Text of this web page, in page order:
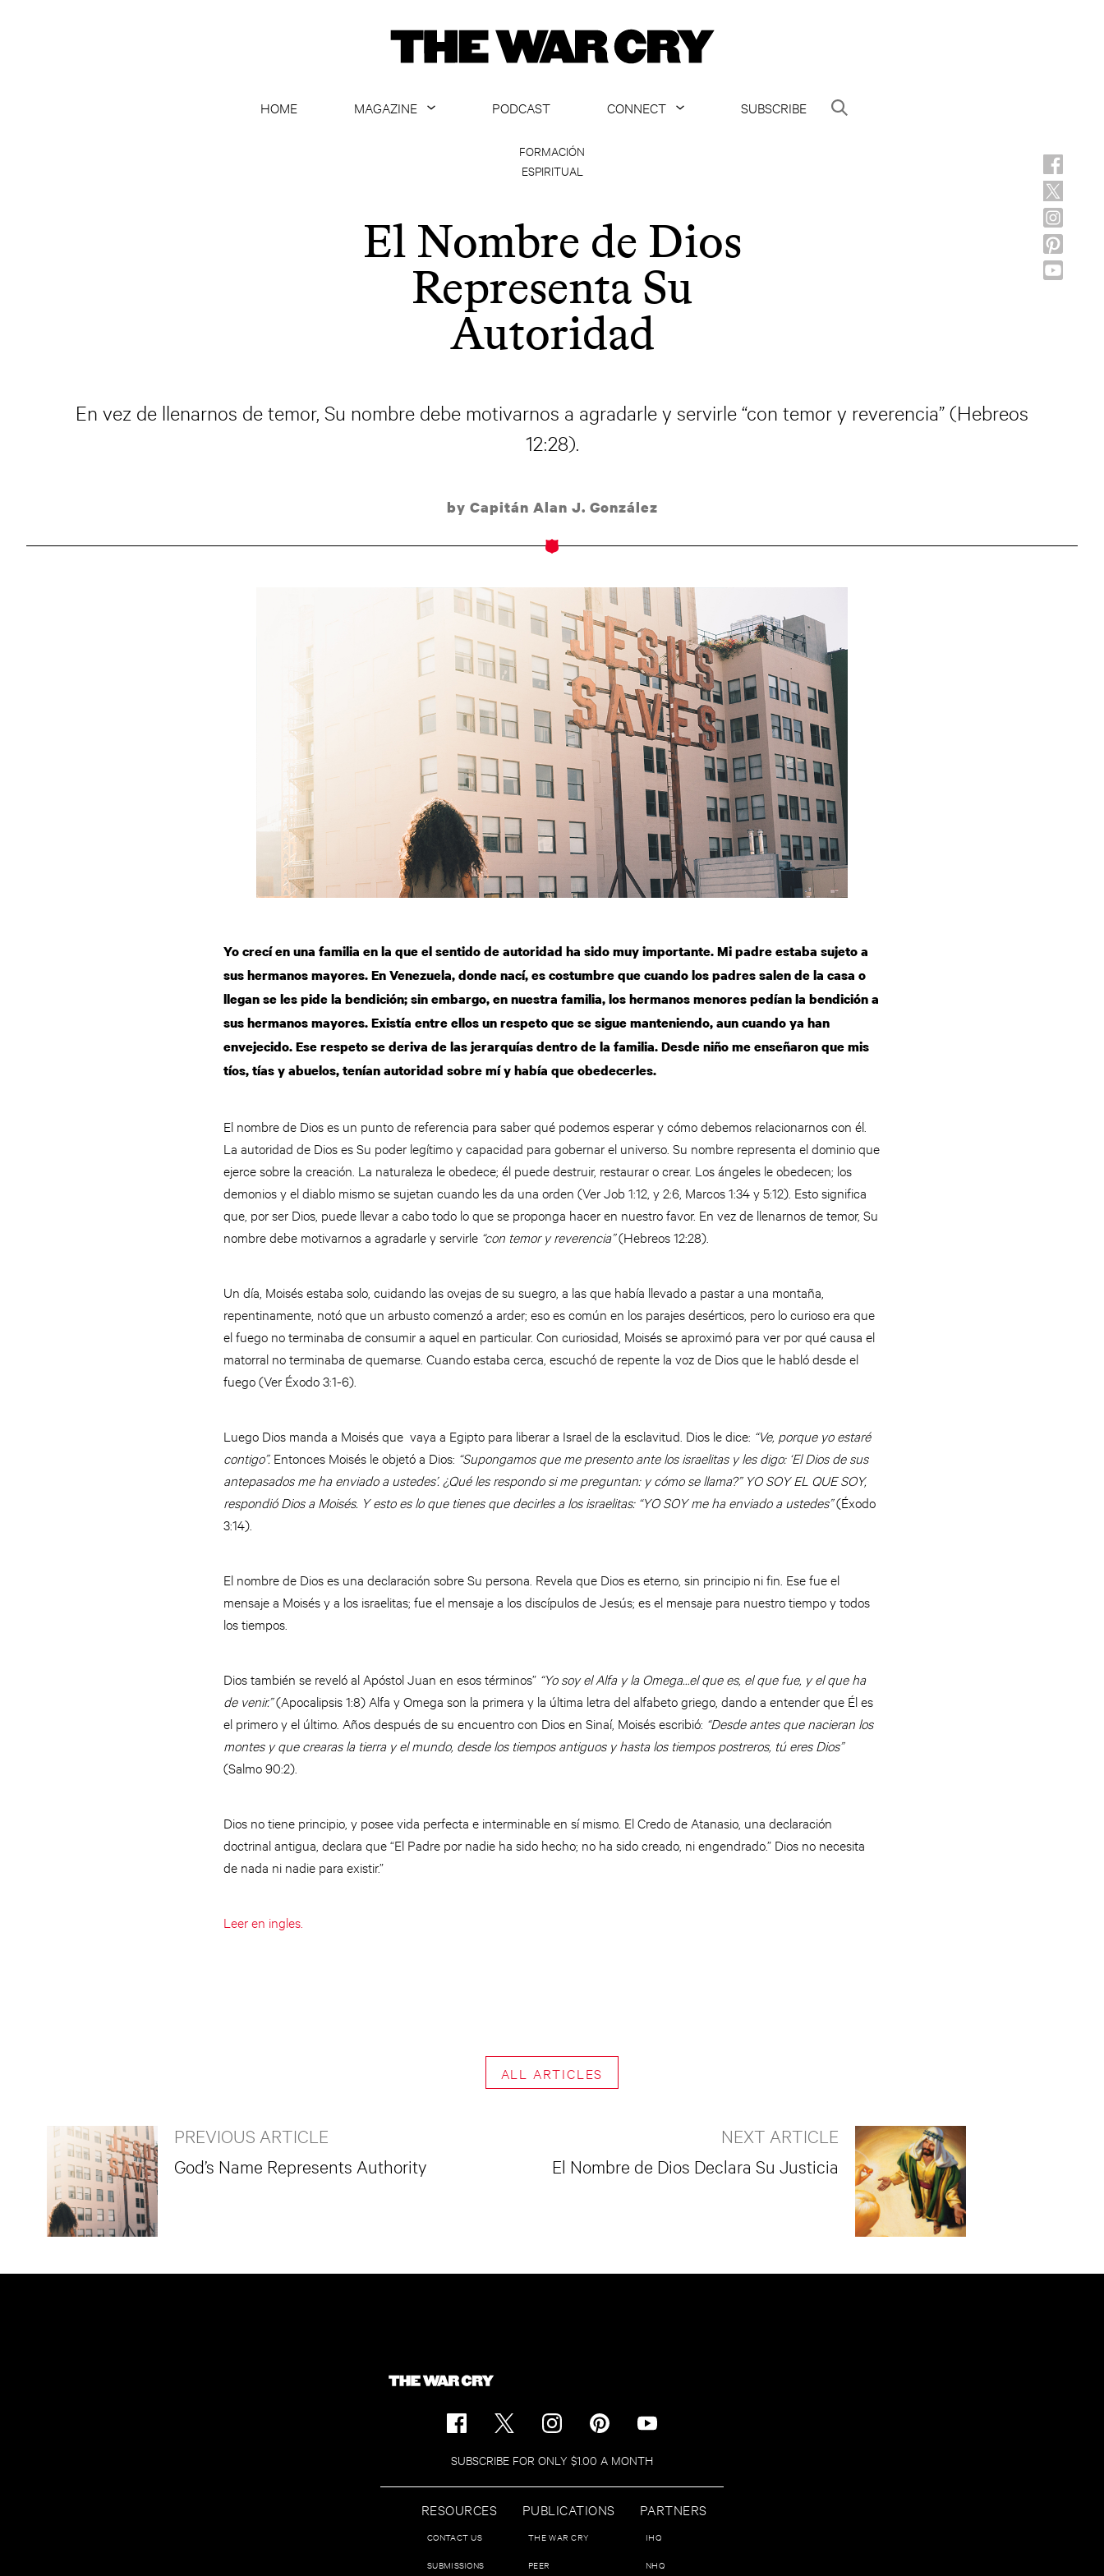
HOME
MAGAZINE
ALL ARTICLES
PODCAST
CONNECT
SUBSCRIBE
FORMACIÓN
ESPIRITUAL
El Nombre de Dios
Representa Su
Autoridad
En vez de llenarnos de temor, Su nombre debe motivarnos a agradarle y servirle “con temor y reverencia” (Hebreos
12:28).
by Capitán Alan J. González
Yo crecí en una familia en la que el sentido de autoridad ha sido muy importante. Mi padre estaba sujeto a
sus hermanos mayores. En Venezuela, donde nací, es costumbre que cuando los padres salen de la casa o
llegan se les pide la bendición; sin embargo, en nuestra familia, los hermanos menores pedían la bendición a
sus hermanos mayores. Existía entre ellos un respeto que se sigue manteniendo, aun cuando ya han
envejecido. Ese respeto se deriva de las jerarquías dentro de la familia. Desde niño me enseñaron que mis
tíos, tías y abuelos, tenían autoridad sobre mí y había que obedecerles.
El nombre de Dios es un punto de referencia para saber qué podemos esperar y cómo debemos relacionarnos con él.
La autoridad de Dios es Su poder legítimo y capacidad para gobernar el universo. Su nombre representa el dominio que
ejerce sobre la creación. La naturaleza le obedece; él puede destruir, restaurar o crear. Los ángeles le obedecen; los
demonios y el diablo mismo se sujetan cuando les da una orden (Ver Job 1:12, y 2:6, Marcos 1:34 y 5:12). Esto significa
que, por ser Dios, puede llevar a cabo todo lo que se proponga hacer en nuestro favor. En vez de llenarnos de temor, Su
nombre debe motivarnos a agradarle y servirle “con temor y reverencia”(Hebreos 12:28).
Un día, Moisés estaba solo, cuidando las ovejas de su suegro, a las que había llevado a pastar a una montaña,
repentinamente, notó que un arbusto comenzó a arder; eso es común en los parajes desérticos, pero lo curioso era que
el fuego no terminaba de consumir a aquel en particular. Con curiosidad, Moisés se aproximó para ver por qué causa el
matorral no terminaba de quemarse. Cuando estaba cerca, escuchó de repente la voz de Dios que le habló desde el
fuego (Ver Éxodo 3:1-6).
Luego Dios manda a Moisés que vaya a Egipto para liberar a Israel de la esclavitud. Dios le dice: “Ve, porque yo estaré
contigo”. Entonces Moisés le objetó a Dios: “Supongamos que me presento ante los israelitas y les digo: ‘El Dios de sus
antepasados me ha enviado a ustedes’. ¿Qué les respondo si me preguntan: y cómo se llama?” YO SOY EL QUE SOY,
respondió Dios a Moisés. Y esto es lo que tienes que decirles a los israelitas: “YO SOY me ha enviado a ustedes”(Éxodo
3:14).
El nombre de Dios es una declaración sobre Su persona. Revela que Dios es eterno, sin principio ni fin. Ese fue el
mensaje a Moisés y a los israelitas; fue el mensaje a los discípulos de Jesús; es el mensaje para nuestro tiempo y todos
los tiempos.
Dios también se reveló al Apóstol Juan en esos términos” “Yo soy el Alfa y la Omega…el que es, el que fue, y el que ha
de venir.”(Apocalipsis 1:8) Alfa y Omega son la primera y la última letra del alfabeto griego, dando a entender que Él es
el primero y el último. Años después de su encuentro con Dios en Sinaí, Moisés escribió: “Desde antes que nacieran los
montes y que crearas la tierra y el mundo, desde los tiempos antiguos y hasta los tiempos postreros, tú eres Dios”
(Salmo 90:2).
Dios no tiene principio, y posee vida perfecta e interminable en sí mismo. El Credo de Atanasio, una declaración
doctrinal antigua, declara que “El Padre por nadie ha sido hecho; no ha sido creado, ni engendrado.” Dios no necesita
de nada ni nadie para existir.”
Leer en ingles.
ALL ARTICLES
PREVIOUS ARTICLE
God’s Name Represents Authority
NEXT ARTICLE
El Nombre de Dios Declara Su Justicia
SUBSCRIBE FOR ONLY $1.00 A MONTH
RESOURCES
CONTACT US
SUBMISSIONS
PUBLICATIONS
THE WAR CRY
PEER
PARTNERS
IHQ
NHQ